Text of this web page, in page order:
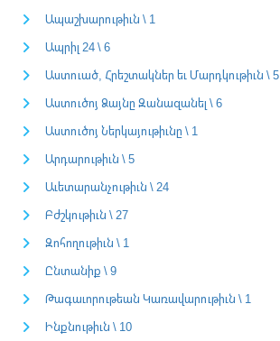
Ապաշխարութիւն \ 1
Ապրիլ 24 \ 6
Աստուած, Հրեշտակներ եւ Մարդկութիւն \ 5
Աստուծոյ Ձայնը Զանազանել \ 6
Աստուծոյ Ներկայութիւնը \ 1
Արդարութիւն \ 5
Աւետարանչութիւն \ 24
Բժշկութիւն \ 27
Զոհողութիւն \ 1
Ընտանիք \ 9
Թագաւորութեան Կառավարութիւն \ 1
Ինքնութիւն \ 10